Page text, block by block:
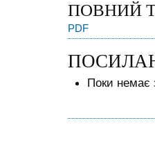
ПОВНИЙ
PDF
Поки немає